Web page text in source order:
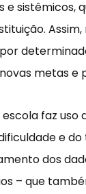
sistêmicos,
Assim,
metas e
faz uso
e
dos
– que